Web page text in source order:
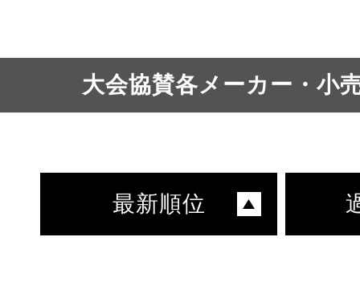
大会協賛各メーカー・小
最新順位